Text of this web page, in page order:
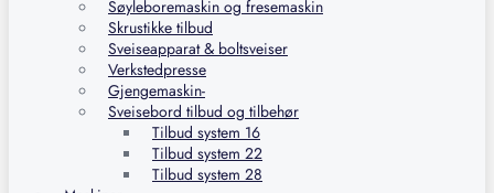
Søyleboremaskin og fresemaskin
Skrustikke tilbud
Sveiseapparat & boltsveiser
Verkstedpresse
Gjengemaskin-
Sveisebord tilbud og tilbehør
Tilbud system 16
Tilbud system 22
Tilbud system 28